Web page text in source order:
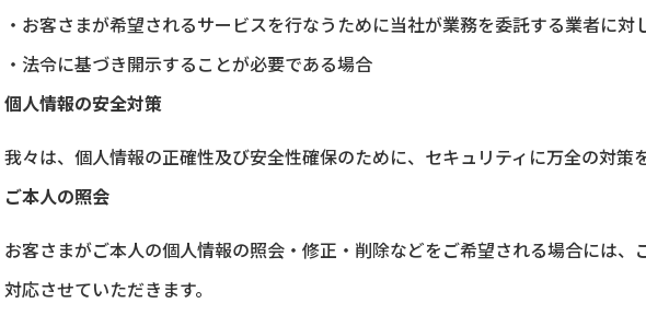
・お客さまが希望されるサービスを行なうために当社が業務を委託する業者に対
・法令に基づき開示することが必要である場合
個人情報の安全対策
我々は、個人情報の正確性及び安全性確保のために、セキュリティに万全の対策
ご本人の照会
お客さまがご本人の個人情報の照会・修正・削除などをご希望される場合には、
対応させていただきます。